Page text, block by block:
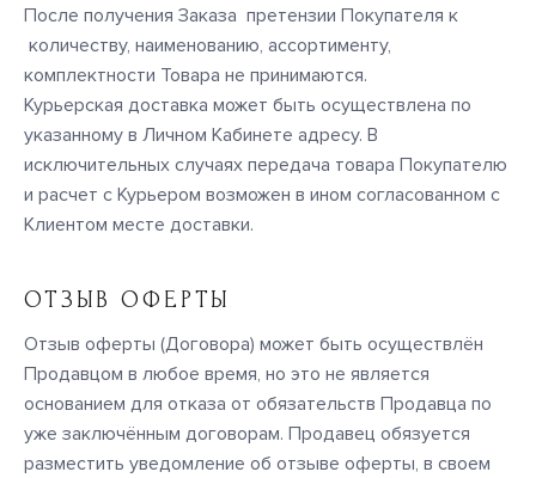
После получения Заказа претензии Покупателя к
количеству, наименованию, ассортименту,
комплектности Товара не принимаются.
Курьерская доставка может быть осуществлена по
указанному в Личном Кабинете адресу. В
исключительных случаях передача товара Покупателю
и расчет с Курьером возможен в ином согласованном с
Клиентом месте доставки.
ОТЗЫВ ОФЕРТЫ
Отзыв оферты (Договора) может быть осуществлён
Продавцом в любое время, но это не является
основанием для отказа от обязательств Продавца по
уже заключённым договорам. Продавец обязуется
разместить уведомление об отзыве оферты, в своем